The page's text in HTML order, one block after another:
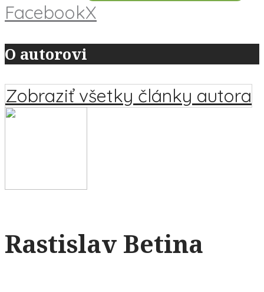
FacebookX
O autorovi
Zobraziť všetky články autora
Rastislav Betina